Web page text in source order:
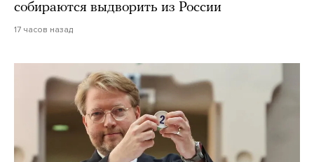
собираются выдворить из России
17 часов назад